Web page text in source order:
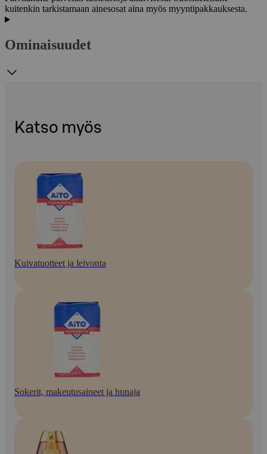
kuitenkin tarkistamaan ainesosat aina myös myyntipakkauksesta.
Ominaisuudet
Katso myös
Kuivatuotteet ja leivonta
Sokerit, makeutusaineet ja hunaja